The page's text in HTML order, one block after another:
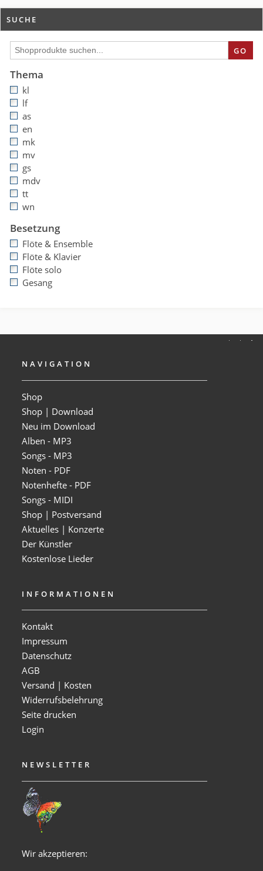
SUCHE
GO
Thema
kl
lf
as
en
mk
mv
gs
mdv
tt
wn
Besetzung
Flöte & Ensemble
Flöte & Klavier
Flöte solo
Gesang
NAVIGATION
Shop
Shop | Download
Neu im Download
Alben - MP3
Songs - MP3
Noten - PDF
Notenhefte - PDF
Songs - MIDI
Shop | Postversand
Aktuelles | Konzerte
Der Künstler
Kostenlose Lieder
INFORMATIONEN
Kontakt
Impressum
Datenschutz
AGB
Versand | Kosten
Widerrufsbelehrung
Seite drucken
Login
NEWSLETTER
Wir akzeptieren: